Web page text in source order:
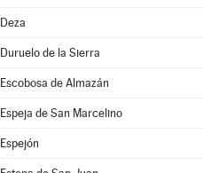
Deza
Duruelo de la Sierra
Escobosa de Almazán
Espeja de San Marcelino
Espejón